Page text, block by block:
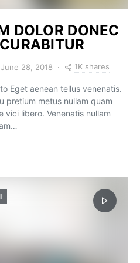
DOLOR DONEC
June 28, 2018 1K shares
Eget aenean tellus venenatis.
pretium metus nullam quam
vici libero. Venenatis nullam